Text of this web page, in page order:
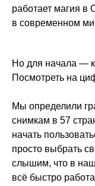
работает магия в
в современном
Но для начала —
Посмотреть на
Мы определили
снимкам в 57
начать
просто выбрать
слышим, что в
всё быстро